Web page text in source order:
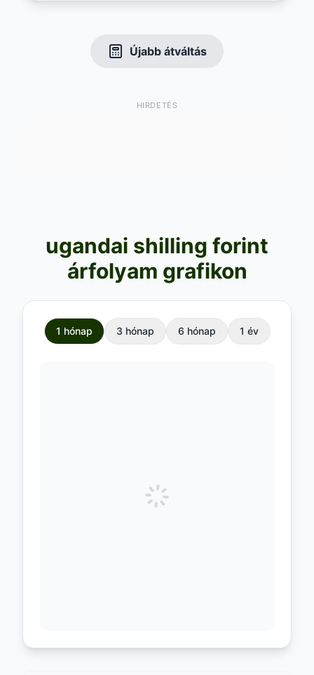
Újabb átváltás
HIRDETÉS
ugandai shilling forint
árfolyam grafikon
1 hónap 3 hónap 6 hónap 1 év